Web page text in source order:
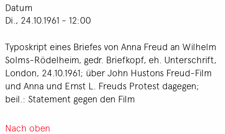
Datum
Di., 24.10.1961 - 12:00
Typoskript eines Briefes von Anna Freud an Wilhelm
Solms-Rödelheim, gedr. Briefkopf, eh. Unterschrift,
London, 24.10.1961; über John Hustons Freud-Film
und Anna und Ernst L. Freuds Protest dagegen;
beil.: Statement gegen den Film
Nach oben